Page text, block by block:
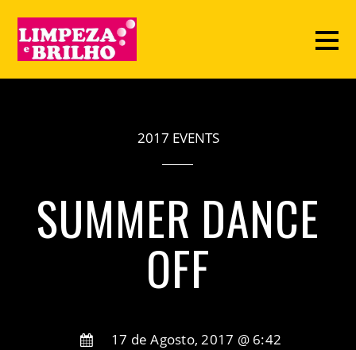
2017 EVENTS
SUMMER DANCE
OFF
17 de Agosto, 2017 @ 6:42